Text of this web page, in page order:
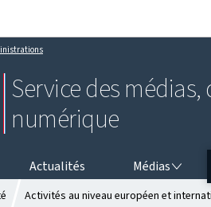
Service des
numérique
Actualités Médias
MÉDIAS
Activités au niveau européen et